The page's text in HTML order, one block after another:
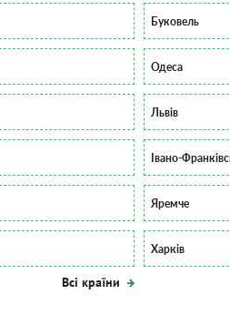
Всі країни
Буковель
Одеса
Львів
Івано-
Яремче
Харків